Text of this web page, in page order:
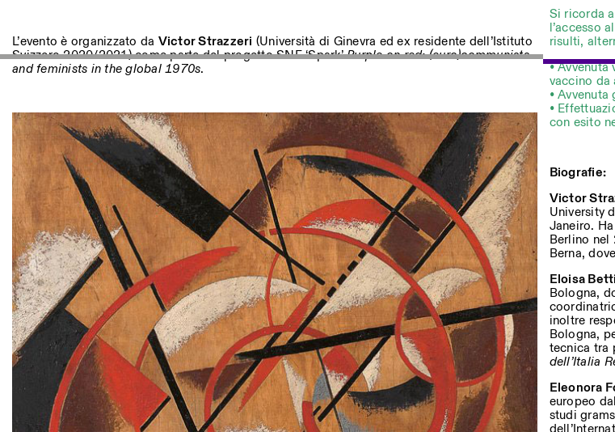
L’evento è organizzato da Victor Strazzeri (Università di Ginevra ed ex residente dell’Istituto
Svizzero 2020/2021) come parte del progetto SNF ‘Spark’Purple on red: (euro)communists
and feminists in the global 1970s.
Si ricorda
l’accesso
risulti,
•
vaccino
•
•
con esito
Biografie:
Victor
University
Janeiro.
Berlino nel
Berna,
Eloisa Betti
Bologna,
inoltre
Bologna,
tecnica tra
dell’Italia
Eleonora
europeo
studi